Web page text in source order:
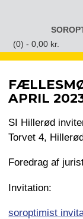
(0) - 0,00 kr.
APRIL
SI Hillerød
Torvet 4,
Foredrag af
Invitation:
soroptimist